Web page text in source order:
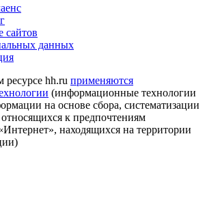
сайтов
данных
hh.ru применяются
(информационные технологии
на основе сбора, систематизации
к предпочтениям
находящихся на территории